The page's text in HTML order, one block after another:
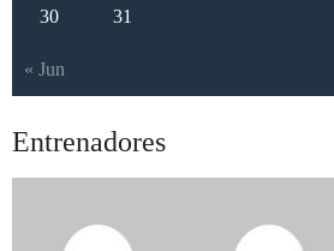
« Jun
30 31
Entrenadores